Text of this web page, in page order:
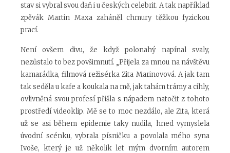
stav si vybral svou daň i u českých celebrit. A tak například
zpěvák Martin Maxa zaháněl chmury těžkou fyzickou
prací.
Není ovšem divu, že když polonahý napínal svaly,
nezůstalo to bez povšimnutí. „Přijela za mnou na návštěvu
kamarádka, filmová režisérka Zita Marinovová. A jak tam
tak seděla u kafe a koukala na mě, jak tahám trámy a cihly,
ovlivněná svou profesí přišla s nápadem natočit z tohoto
prostředí videoklip. Mě se to moc nezdálo, ale Zita, která
už se asi během epidemie taky nudila, hned vymyslela
úvodní scénku, vybrala písničku a povolala mého syna
Ivoše, který je už několik let mým dvorním autorem